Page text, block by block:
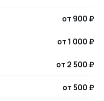
от 900 ₽
от 1 000 ₽
от 2 500 ₽
от 500 ₽